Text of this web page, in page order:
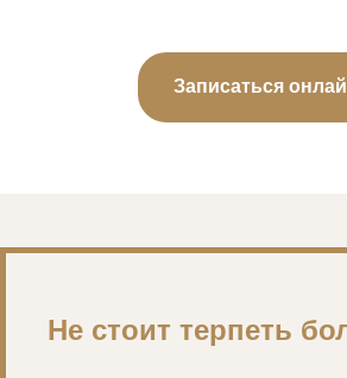
Записаться
Не стоит терпеть